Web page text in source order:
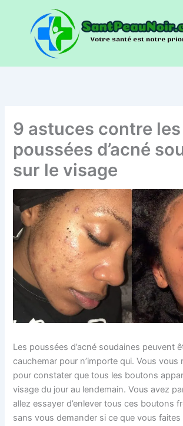
contenu
9 astuces contre les
poussées d’acné
sur le visage
Les poussées d’acné soudaines peuvent
cauchemar pour n’importe qui. Vous vous
pour constater que tous les boutons
visage du jour au lendemain. Vous avez
allez essayer d’enlever tous ces boutons
sans vous demander si ce que vous